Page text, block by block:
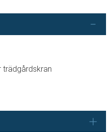
trädgårdskran